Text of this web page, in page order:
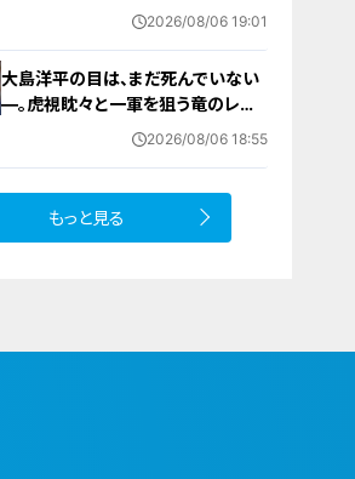
消防に通報 名古屋 2026/08/06 19:01
大島洋平の目は、まだ死んでいない
―。虎視眈々と一軍を狙う竜のレジ
ェンドが明かした現状とドラゴンズ
2026/08/06 18:55
もっと見る